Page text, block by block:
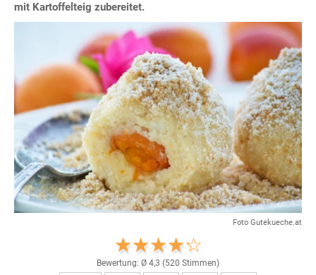
mit Kartoffelteig zubereitet.
Foto Gutekueche.at
Bewertung: Ø 4,3 (520 Stimmen)